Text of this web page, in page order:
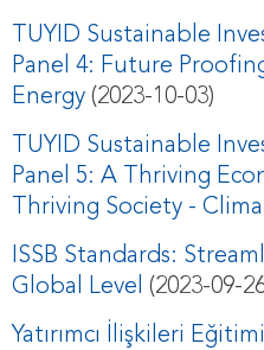
TUYID Sustainable
Panel 4: Future
Energy (2023-10-03)
TUYID Sustainable
Panel 5: A Thriving
Thriving Society -
ISSB Standards:
Global Level (2023-09-
Yatırımcı İlişkileri Eğitimi